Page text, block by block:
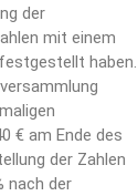
der
mit einem
haben.
€ am Ende des
der Zahlen
nach der